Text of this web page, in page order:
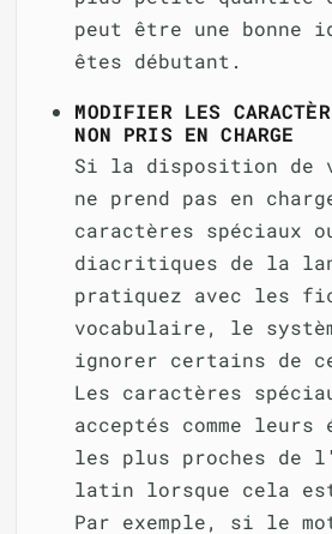
peut être une bonne
êtes débutant.
MODIFIER LES
NON PRIS EN CHARGE
Si la disposition de
ne prend pas en
caractères spéciaux
diacritiques de la
pratiquez avec les
vocabulaire, le
ignorer certains de
Les caractères
acceptés comme leurs
les plus proches de
latin lorsque cela
Par exemple, si le